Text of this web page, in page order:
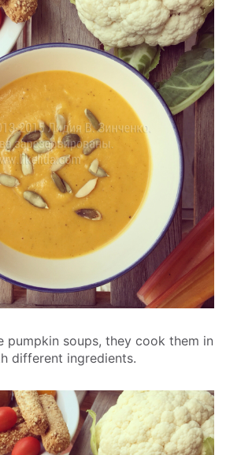
pumpkin soups, they cook them in
different ingredients.